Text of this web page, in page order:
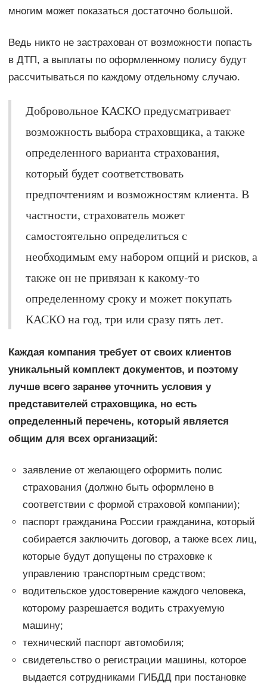
многим может показаться достаточно большой.
Ведь никто не застрахован от возможности попасть
в ДТП, а выплаты по оформленному полису будут
рассчитываться по каждому отдельному случаю.
Добровольное КАСКО предусматривает
возможность выбора страховщика, а также
определенного варианта страхования,
который будет соответствовать
предпочтениям и возможностям клиента. В
частности, страхователь может
самостоятельно определиться с
необходимым ему набором опций и рисков, а
также он не привязан к какому-то
определенному сроку и может покупать
КАСКО на год, три или сразу пять лет.
Каждая компания требует от своих клиентов
уникальный комплект документов, и поэтому
лучше всего заранее уточнить условия у
представителей страховщика, но есть
определенный перечень, который является
общим для всех организаций:
заявление от желающего оформить полис
страхования (должно быть оформлено в
соответствии с формой страховой компании);
паспорт гражданина России гражданина, который
собирается заключить договор, а также всех лиц,
которые будут допущены по страховке к
управлению транспортным средством;
водительское удостоверение каждого человека,
которому разрешается водить страхуемую
машину;
технический паспорт автомобиля;
свидетельство о регистрации машины, которое
выдается сотрудниками ГИБДД при постановке